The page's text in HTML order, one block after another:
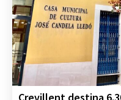
Crevillent destina